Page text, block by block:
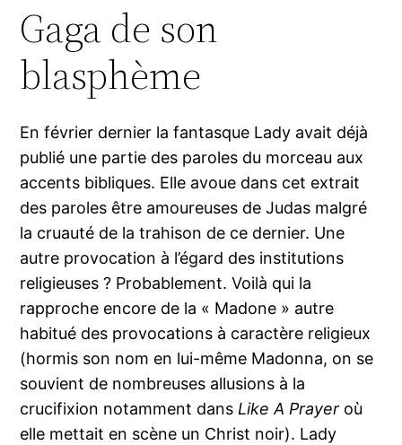
Gaga de son
blasphème
En février dernier la fantasque Lady avait déjà
publié une partie des paroles du morceau aux
accents bibliques. Elle avoue dans cet extrait
des paroles être amoureuses de Judas malgré
la cruauté de la trahison de ce dernier. Une
autre provocation à l’égard des institutions
religieuses ? Probablement. Voilà qui la
rapproche encore de la « Madone » autre
habitué des provocations à caractère religieux
(hormis son nom en lui-même Madonna, on se
souvient de nombreuses allusions à la
crucifixion notamment dansLike A Prayer où
elle mettait en scène un Christ noir). Lady